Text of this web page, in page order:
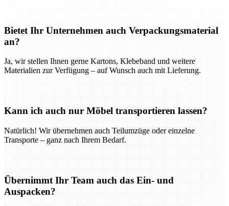
Bietet Ihr Unternehmen auch Verpackungsmaterial
an?
Ja, wir stellen Ihnen gerne Kartons, Klebeband und weitere
Materialien zur Verfügung – auf Wunsch auch mit Lieferung.
Kann ich auch nur Möbel transportieren lassen?
Natürlich! Wir übernehmen auch Teilumzüge oder einzelne
Transporte – ganz nach Ihrem Bedarf.
Übernimmt Ihr Team auch das Ein- und
Auspacken?